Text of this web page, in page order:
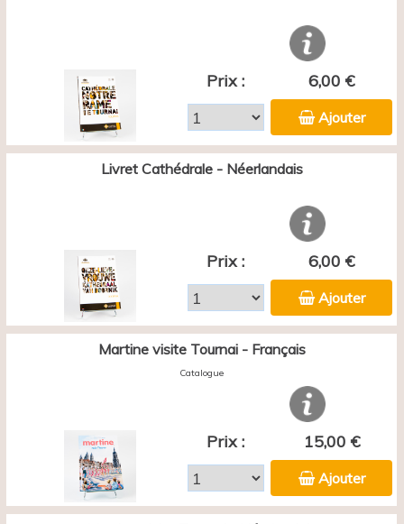
Prix : 6,00 €
Ajouter
Livret Cathédrale - Néerlandais
Prix : 6,00 €
Ajouter
Martine visite Tournai - Français
Catalogue
Prix : 15,00 €
Ajouter